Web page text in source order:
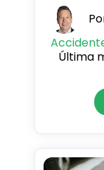
Última